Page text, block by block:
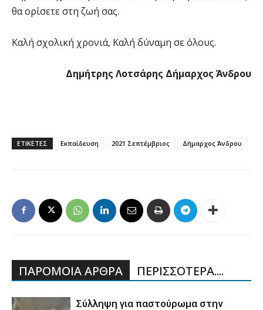
θα ορίσετε στη ζωή σας.
Καλή σχολική χρονιά, Καλή δύναμη σε όλους.
Δημήτρης Λοτσάρης Δήμαρχος Άνδρου
ΕΤΙΚΕΤΕΣ Εκπαίδευση 2021 Σεπτέμβριος Δήμαρχος Άνδρου
ΠΑΡΟΜΟΙΑ ΑΡΘΡΑ ΠΕΡΙΣΣΟΤΕΡΑ....
Σύλληψη για παστούρωμα στην